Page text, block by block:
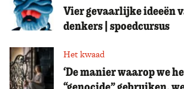
Vier gevaarlijke ideeën
denkers | spoedcursus
Het kwaad
‘De manier waarop we